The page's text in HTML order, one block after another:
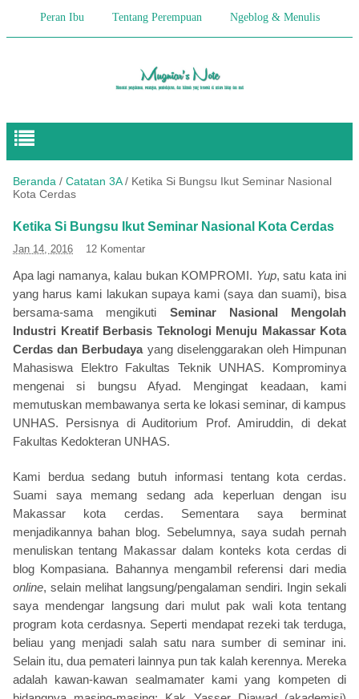
Peran Ibu Tentang Perempuan Ngeblog & Menulis
Pendidikan Anak
Beranda / Catatan 3A/ Ketika Si Bungsu Ikut Seminar Nasional
Kota Cerdas
Ketika Si Bungsu Ikut Seminar Nasional Kota Cerdas
Jan 14, 2016 12 Komentar
Apa lagi namanya, kalau bukan KOMPROMI. Yup, satu kata ini
yang harus kami lakukan supaya kami (saya dan suami), bisa
bersama-sama mengikuti Seminar Nasional Mengolah
Industri Kreatif Berbasis Teknologi Menuju Makassar Kota
Cerdas dan Berbudayayang diselenggarakan oleh Himpunan
Mahasiswa Elektro Fakultas Teknik UNHAS. Komprominya
mengenai si bungsu Afyad. Mengingat keadaan, kami
memutuskan membawanya serta ke lokasi seminar, di kampus
UNHAS. Persisnya di Auditorium Prof. Amiruddin, di dekat
Fakultas Kedokteran UNHAS.
Kami berdua sedang butuh informasi tentang kota cerdas.
Suami saya memang sedang ada keperluan dengan isu
Makassar kota cerdas. Sementara saya berminat
menjadikannya bahan blog. Sebelumnya, saya sudah pernah
menuliskan tentang Makassar dalam konteks kota cerdas di
blog Kompasiana. Bahannya mengambil referensi dari media
online, selain melihat langsung/pengalaman sendiri. Ingin sekali
saya mendengar langsung dari mulut pak wali kota tentang
program kota cerdasnya. Seperti mendapat rezeki tak terduga,
beliau yang menjadi salah satu nara sumber di seminar ini.
Selain itu, dua pemateri lainnya pun tak kalah kerennya. Mereka
adalah kawan-kawan sealmamater kami yang kompeten di